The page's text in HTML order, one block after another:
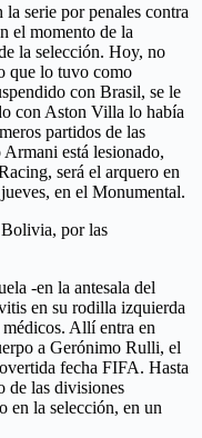
serie por penales contra
el momento de la
la selección. Hoy, no
que lo tuvo como
con Brasil, se le
con Aston Villa lo había
partidos de las
está lesionado,
será el arquero en
en el Monumental.
por las
-en la antesala del
en su rodilla izquierda
Allí entra en
a Gerónimo Rulli, el
fecha FIFA. Hasta
de las divisiones
en la selección, en un